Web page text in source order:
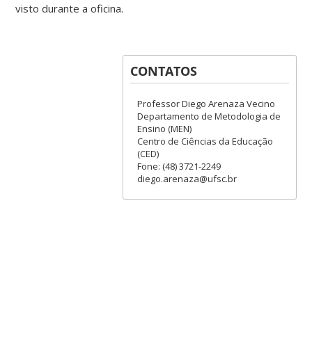
visto durante a oficina.
CONTATOS
Professor Diego Arenaza Vecino
Departamento de Metodologia de
Ensino (MEN)
Centro de Ciências da Educação
(CED)
Fone: (48) 3721-2249
diego.arenaza@ufsc.br